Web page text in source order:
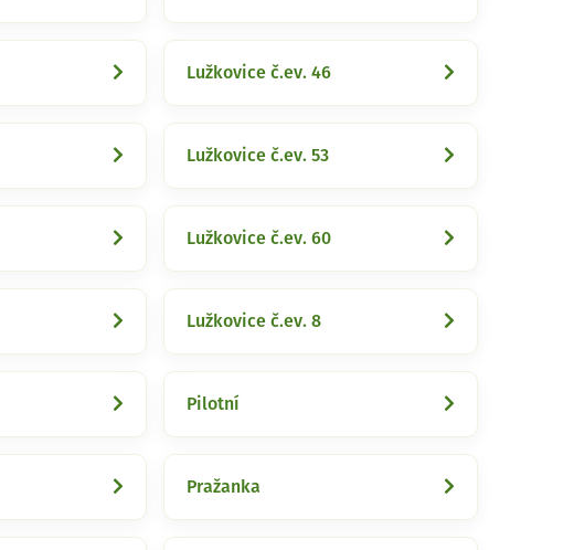
Lužkovice č.ev. 46
Lužkovice č.ev. 53
Lužkovice č.ev. 60
Lužkovice č.ev. 8
Pilotní
Pražanka